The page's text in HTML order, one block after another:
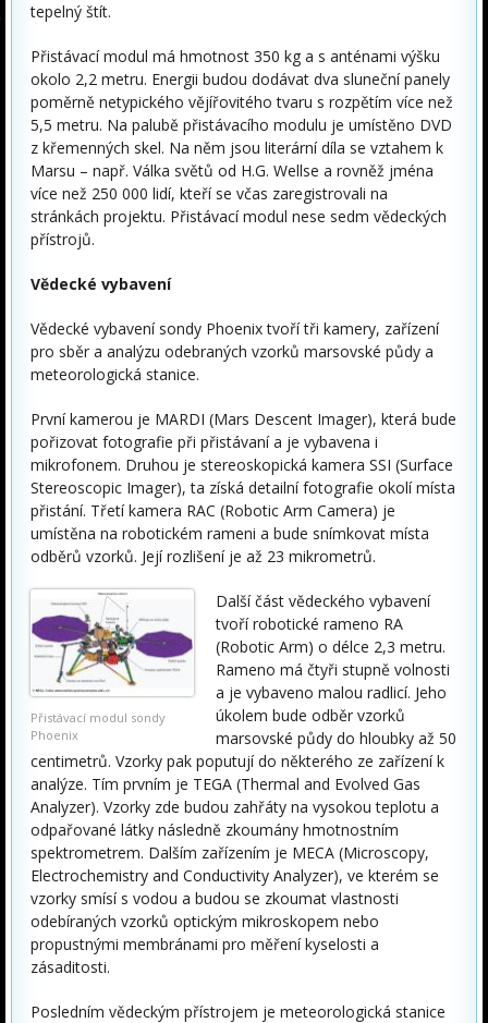
tepelný štít.
Přistávací modul má hmotnost 350 kg a s anténami výšku
okolo 2,2 metru. Energii budou dodávat dva sluneční panely
poměrně netypického vějířovitého tvaru s rozpětím více než
5,5 metru. Na palubě přistávacího modulu je umístěno DVD
z křemenných skel. Na něm jsou literární díla se vztahem k
Marsu – např. Válka světů od H.G. Wellse a rovněž jména
více než 250 000 lidí, kteří se včas zaregistrovali na
stránkách projektu. Přistávací modul nese sedm vědeckých
přístrojů.
Vědecké vybavení
Vědecké vybavení sondy Phoenix tvoří tři kamery, zařízení
pro sběr a analýzu odebraných vzorků marsovské půdy a
meteorologická stanice.
První kamerou je MARDI (Mars Descent Imager), která bude
pořizovat fotografie při přistávaní a je vybavena i
mikrofonem. Druhou je stereoskopická kamera SSI (Surface
Stereoscopic Imager), ta získá detailní fotografie okolí místa
přistání. Třetí kamera RAC (Robotic Arm Camera) je
umístěna na robotickém rameni a bude snímkovat místa
odběrů vzorků. Její rozlišení je až 23 mikrometrů.
Přistávací modul sondy
Phoenix
Další část vědeckého vybavení
tvoří robotické rameno RA
(Robotic Arm) o délce 2,3 metru.
Rameno má čtyři stupně volnosti
a je vybaveno malou radlicí. Jeho
úkolem bude odběr vzorků
marsovské půdy do hloubky až 50
centimetrů. Vzorky pak poputují do některého ze zařízení k
analýze. Tím prvním je TEGA (Thermal and Evolved Gas
Analyzer). Vzorky zde budou zahřáty na vysokou teplotu a
odpařované látky následně zkoumány hmotnostním
spektrometrem. Dalším zařízením je MECA (Microscopy,
Electrochemistry and Conductivity Analyzer), ve kterém se
vzorky smísí s vodou a budou se zkoumat vlastnosti
odebíraných vzorků optickým mikroskopem nebo
propustnými membránami pro měření kyselosti a
zásaditosti.
Posledním vědeckým přístrojem je meteorologická stanice